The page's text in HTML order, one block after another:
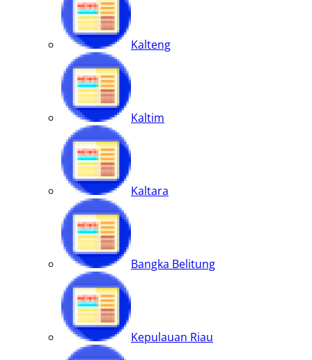
Kalteng
Kaltim
Kaltara
Bangka Belitung
Kepulauan Riau